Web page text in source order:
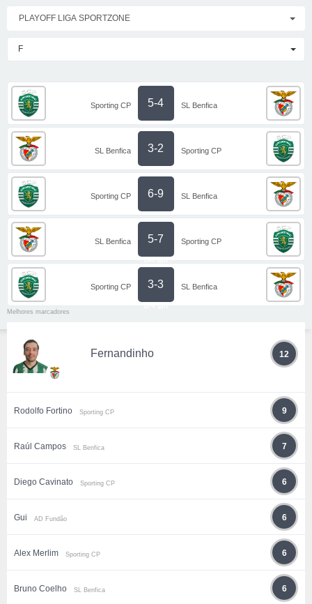
PLAYOFF LIGA SPORTZONE
F
Sporting CP 5-4 SL Benfica
SL Benfica 3-2 Sporting CP
Sporting CP 6-9 SL Benfica
SL Benfica 5-7
(5-7 gp)
Sporting CP
Sporting CP 3-3
(2-0 gp)
SL Benfica
Melhores marcadores
Fernandinho 12
Rodolfo Fortino Sporting CP 9
Raúl Campos SL Benfica 7
Diego Cavinato Sporting CP 6
Gui AD Fundão 6
Alex Merlim Sporting CP 6
Bruno Coelho SL Benfica 6